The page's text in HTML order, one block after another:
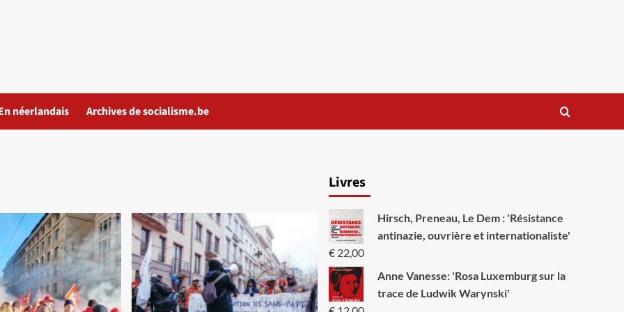
néerlandais Archives de socialisme.be
Livres
Hirsch, Preneau, Le Dem : 'Résistance
antinazie, ouvrière et internationaliste'
€22,00
Anne Vanesse: 'Rosa Luxemburg sur la
trace de Ludwik Warynski'